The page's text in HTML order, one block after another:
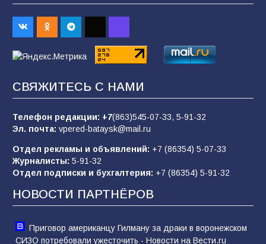
В Батайске продолжаются дорожные работы
98 04.08.2026
заявления о мобилизации — это
пропагандистский вброс
«Слухами Москву не возьмёшь»: почему
заявления Киева о мобилизации — это
отчаяние, а не разведка
81 02.08.2026
СВЯЖИТЕСЬ С НАМИ
Телефон редакции: +7(863)545-07-33, 5-91-32
Эл. почта: vpered-bataysk@mail.ru
Отдел рекламы и объявлений: +7 (86354) 5-07-33
Журналисты: 5-91-32
Отдел подписки и бухгалтерия: +7 (86354) 5-91-32
НОВОСТИ ПАРТНЁРОВ
Приговор американцу Гилману за драки в воронежском
СИЗО потребовали ужесточить - Новости на Вести.ru